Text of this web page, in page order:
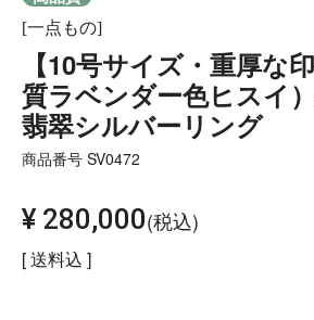
[一点もの]
【10号サイズ・重厚な
質ラベンダー色ヒスイ
翡翠シルバーリング
商品番号 SV0472
¥ 280,000 税込
送料込